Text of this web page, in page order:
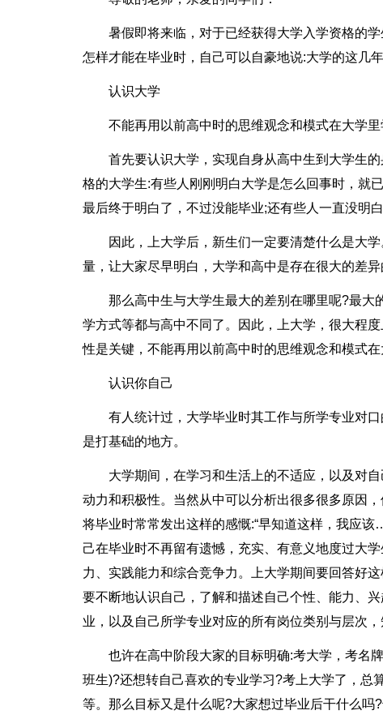
暑假即将来临，对于已经获得大学入学资格的
怎样才能在毕业时，自己可以自豪地说:大学的这几
认识大学
不能再用以前高中时的思维观念和模式在大学里
首先要认识大学，实现自身从高中生到大学生
格的大学生:有些人刚刚明白大学是怎么回事时，就
最后终于明白了，不过没能毕业;还有些人一直没明白
因此，上大学后，新生们一定要清楚什么是大
量，让大家尽早明白，大学和高中是存在很大的差异
那么高中生与大学生最大的差别在哪里呢?最
学方式等都与高中不同了。因此，上大学，很大程
性是关键，不能再用以前高中时的思维观念和模式
认识你自己
有人统计过，大学毕业时其工作与所学专业对
是打基础的地方。
大学期间，在学习和生活上的不适应，以及对
动力和积极性。当然从中可以分析出很多很多原因
将毕业时常常发出这样的感慨:“早知道这样，我应
己在毕业时不再留有遗憾，充实、有意义地度过大
力、实践能力和综合竞争力。上大学期间要回答好
要不断地认识自己，了解和描述自己个性、能力、
业，以及自己所学专业对应的所有岗位类别与层次
也许在高中阶段大家的目标明确:考大学，考名
班生)?还想转自己喜欢的专业学习?考上大学了，总
等。那么目标又是什么呢?大家想过毕业后干什么